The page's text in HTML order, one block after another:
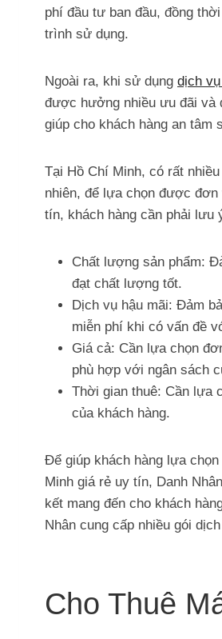
phí đầu tư ban đầu, đồng
trình sử dụng.
Ngoài ra, khi sử dụng dịch
được hưởng nhiều ưu đãi và
giúp cho khách hàng an tâm
Tại Hồ Chí Minh, có rất
nhiên, để lựa chọn được
tín, khách hàng cần phải lưu
Chất lượng sản phẩm:
đạt chất lượng tốt.
Dịch vụ hậu mãi: Đảm
miễn phí khi có vấn đề
Giá cả: Cần lựa chọn
phù hợp với ngân sách
Thời gian thuê: Cần lựa
của khách hàng.
Để giúp khách hàng lựa
Minh giá rẻ uy tín, Danh
kết mang đến cho khách
Nhân cung cấp nhiều gói
Cho Thuê